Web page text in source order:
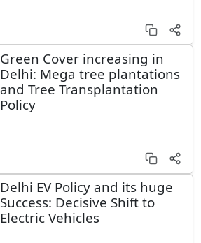
Green Cover increasing in
Delhi: Mega tree plantations
and Tree Transplantation
Policy
Delhi EV Policy and its huge
Success: Decisive Shift to
Electric Vehicles